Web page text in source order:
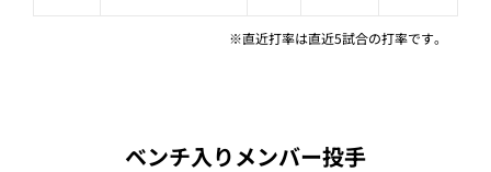
※直近打率は直近5試合の打率です。
ベンチ入りメンバー投手